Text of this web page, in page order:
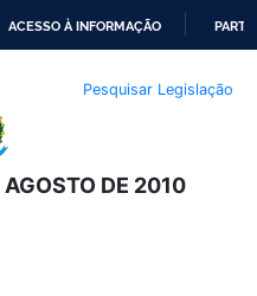
ACESSO À INFORMAÇÃO
Pesquisar Legislação
DE 2010